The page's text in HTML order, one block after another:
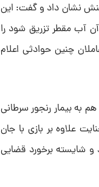
نشان داد و گفت: این
آب مقطر تزریق شود را
چنین حوادثی اعلام
به بیمار رنجور سرطانی
علاوه بر بازی با جان
و شایسته برخورد قضایی